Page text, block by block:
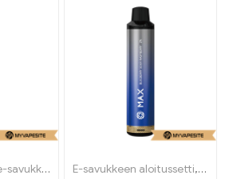
Kertakäyttöiset e-savukkeet
E-savukkeen aloitussetti,